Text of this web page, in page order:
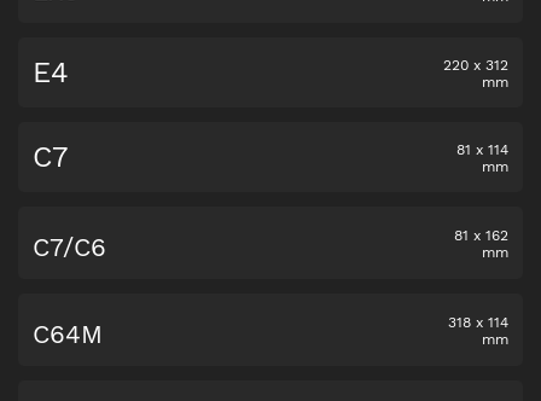
E4 220 x 312
mm
C7 81 x 114
mm
C7/C6 81 x 162
mm
C64M 318 x 114
mm